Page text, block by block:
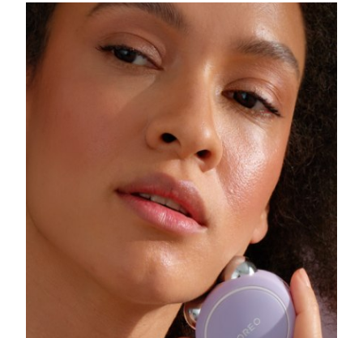
斯洛伐克 預計送達日期8/8/26
斯洛維尼亞 預計送達日期 8/8/26
南非 預計送達日期8/16/26
預計送達日期8/10/26
預計送達日期 8/8/26
預計送達日期
預計送達日期 8/8/26
預計送達日期 8/13/26
預計送達日期 8/12/26